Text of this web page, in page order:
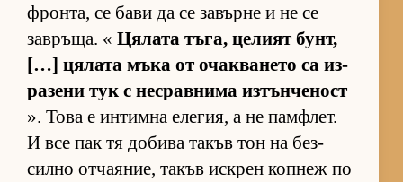
фрон­та, се бави да се за­върне и не се
зав­ръ­ща. « Ця­лата тъ­га, це­лият бунт,
[…] ця­лата мъка от очак­ва­нето са из­
ра­зени тук с нес­рав­нима из­тън­че­ност
». Това е ин­тимна еле­гия, а не пам­ф­лет.
И все пак тя до­бива та­къв тон на без­
силно от­ча­я­ние, та­къв ис­к­рен коп­неж по